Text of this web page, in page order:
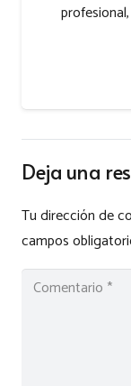
Deja una
Tu dirección de
campos